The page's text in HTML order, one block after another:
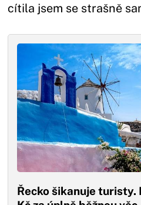
cítila jsem se strašně
Řecko šikanuje turisty.